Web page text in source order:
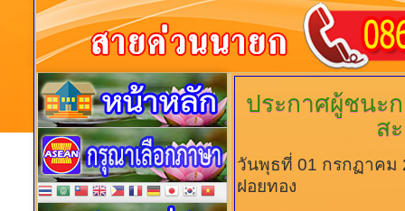
ประกาศผู้ชนะ
ส
วันพุธที่ 01 กรกฏาคม
ฝอยทอง